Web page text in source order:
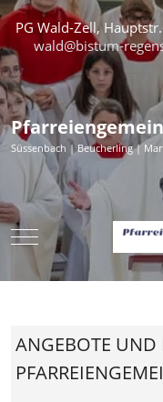
PG Wald-Zell,
wald@bistum-
Süssenbach | Beucherling |
Mobile Menu Toggle
ANGEBOTE